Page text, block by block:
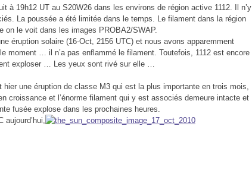
à 19h12 UT au S20W26 dans les environs de région active 1112. Il n’y
La poussée a été limitée dans le temps. Le filament dans la région
on le voit dans les images PROBA2/SWAP.
éruption solaire (16-Oct, 2156 UTC) et nous avons apparemment
moment … il n’a pas enflammé le filament. Toutefois, 1112 est encore
exploser … Les yeux sont rivé sur elle …
hier une éruption de classe M3 qui est la plus importante en trois mois,
croissance et l’énorme filament qui y est associés demeure intacte et
fusée explose dans les prochaines heures.
aujourd’hui,